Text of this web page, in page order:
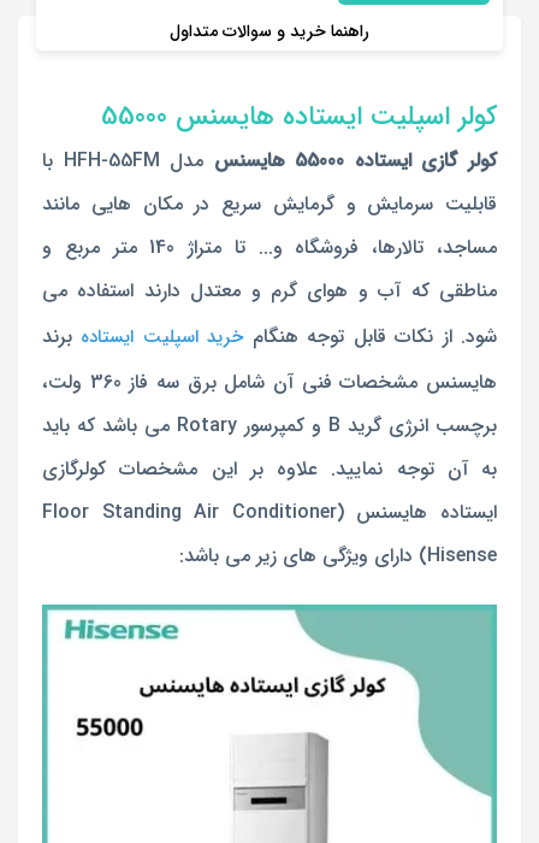
راهنما خرید و سوالات متداول
کولر اسپلیت ایستاده هایسنس 55000
کولر گازی ایستاده 55000 هایسنس
مدل HFH-55FM با
قابلیت سرمایش و گرمایش سریع در مکان هایی مانند
مساجد، تالارها، فروشگاه و... تا متراژ 140 متر مربع و
مناطقی که آب و هوای گرم و معتدل دارند استفاده می
شود. از نکات قابل توجه هنگامخرید اسپلیت ایستاده برند
هایسنس مشخصات فنی آن شامل برق سه فاز 360 ولت،
برچسب انرژی گرید B و کمپرسور Rotary می باشد که باید
به آن توجه نمایید. علاوه بر این مشخصات کولرگازی
ایستاده هایسنس (Floor Standing Air Conditioner
Hisense) دارای ویژگی های زیر می باشد: